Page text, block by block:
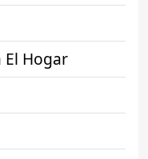
El Hogar